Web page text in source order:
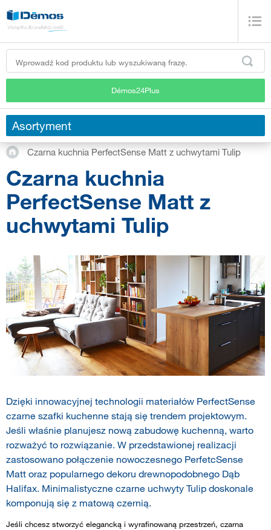
Démos24Plus
Asortyment
Czarna kuchnia PerfectSense Matt z uchwytami Tulip
Czarna kuchnia
PerfectSense Matt z
uchwytami Tulip
Dzięki innowacyjnej technologii materiałów PerfectSense
czarne szafki kuchenne stają się trendem projektowym.
Jeśli właśnie planujesz nową zabudowę kuchenną, warto
rozważyć to rozwiązanie. W przedstawionej realizacji
zastosowano połączenie nowoczesnego PerfetcSense
Matt oraz popularnego dekoru drewnopodobnego Dąb
Halifax. Minimalistyczne czarne uchwyty Tulip doskonale
komponują się z matową czernią.
Jeśli chcesz stworzyć elegancką i wyrafinowaną przestrzeń, czarna